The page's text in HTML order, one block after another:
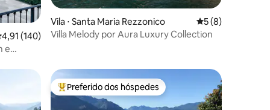
de uma avaliação média de 5, 140 avaliações
4,91 (140)
e
Vila ⋅ Santa Maria Rezzonico 5 de uma
5 (8)
Villa Melody por Aura Luxury Collection
Entre os melhores preferidos dos hóspedes
Preferido dos hóspedes